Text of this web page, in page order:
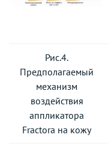
Рис.4.
Предполагаемый
механизм
воздействия
аппликатора
Fractora на кожу